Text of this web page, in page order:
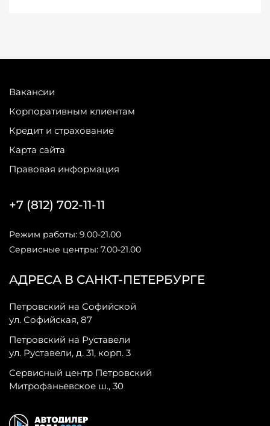
Вакансии
Корпоративным клиентам
Кредит и страхование
Карта сайта
Правовая информация
АДРЕСА В САНКТ-ПЕТЕРБУРГЕ
Петровский на Софийской
ул. Софийская, 87
Петровский на Руставели
ул. Руставели, д. 31, корп. 3
Сервисный центр Петровский
Митрофаньевское ш., 30
+7 (812) 702-11-11
Режим работы: 9.00-21.00
Сервисные центры: 7.00-21.00